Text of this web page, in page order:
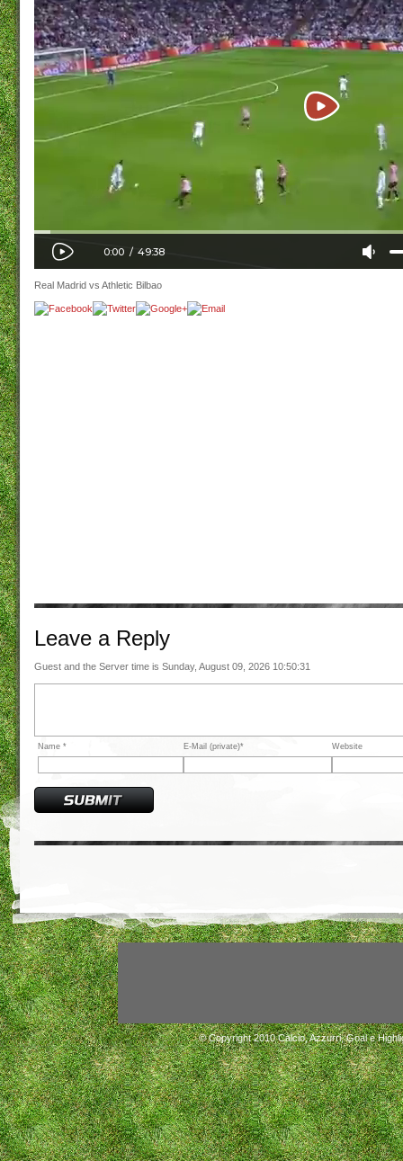
Real Madrid vs Athletic Bilbao
Leave a Reply
Guest and the Server time is Sunday, August 09, 2026 10:50:31
Name * E-Mail (private)* Website
© Copyright 2010Calcio, Azzurri, Goal e